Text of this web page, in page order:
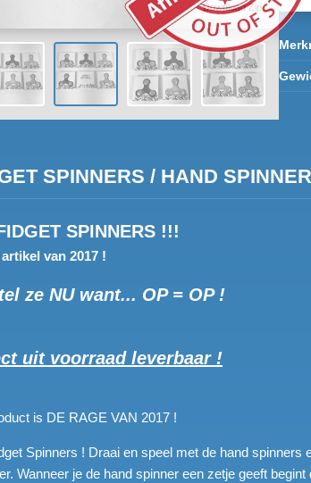
Download Zip
SPINNERS / HAND
SPINNERS !!!
van 2017 !
ze NU want... OP = OP !
uit voorraad leverbaar !
is DE RAGE VAN 2017 !
Spinners ! Draai en speel met de hand
Wanneer je de hand spinner een zetje geeft